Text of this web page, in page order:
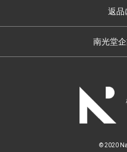
返品
南光堂
© 2020